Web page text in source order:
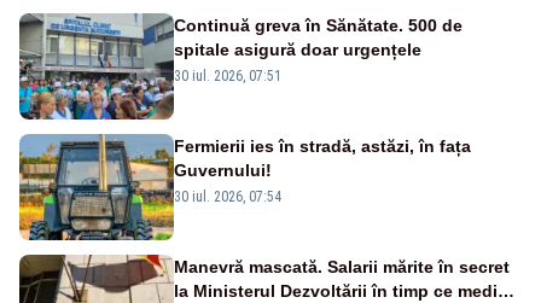
Continuă greva în Sănătate. 500 de
spitale asigură doar urgențele
30 iul. 2026, 07:51
Fermierii ies în stradă, astăzi, în fața
Guvernului!
30 iul. 2026, 07:54
Manevră mascată. Salarii mărite în secret
la Ministerul Dezvoltării în timp ce medicii